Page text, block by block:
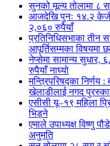
सुनको मूल्य तोलामा ८
आजदेखि पुनः १४.२
२,०६० रुपैयाँ
प्रतिनिधिसभाका तीन
आपूर्तिसम्मका विषयमा
नेप्सेमा सामान्य सुधार,
रुपैयाँ नाघ्यो
मन्त्रिपरिषद्का
खेलाडीलाई नगद
एसीसी यू–१९ महिला
भिड्ने
एमाले उपाध्यक्ष विष्णु
अनुमति